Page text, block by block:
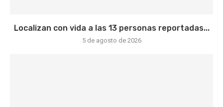
Localizan con vida a las 13 personas reportadas...
5 de agosto de 2026